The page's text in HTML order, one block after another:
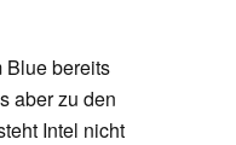
Blue bereits
aber zu den
Intel nicht